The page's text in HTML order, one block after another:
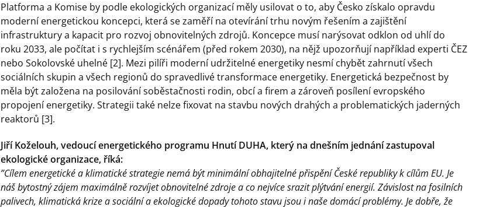
Platforma a Komise by podle ekologických organizací měly usilovat o to, aby Česko získalo opravdu
moderní energetickou koncepci, která se zaměří na otevírání trhu novým řešením a zajištění
infrastruktury a kapacit pro rozvoj obnovitelných zdrojů. Koncepce musí narýsovat odklon od uhlí do
roku 2033, ale počítat i s rychlejším scénářem (před rokem 2030), na nějž upozorňují například experti ČEZ
nebo Sokolovské uhelné [2]. Mezi pilíři moderní udržitelné energetiky nesmí chybět zahrnutí všech
sociálních skupin a všech regionů do spravedlivé transformace energetiky. Energetická bezpečnost by
měla být založena na posilování soběstačnosti rodin, obcí a firem a zároveň posílení evropského
propojení energetiky. Strategii také nelze fixovat na stavbu nových drahých a problematických jaderných
reaktorů [3].
Jiří Koželouh, vedoucí energetického programu Hnutí DUHA, který na dnešním jednání zastupoval
ekologické organizace, říká:
”Cílem energetické a klimatické strategie nemá být minimální obhajitelné přispění České republiky k cílům EU. Je
náš bytostný zájem maximálně rozvíjet obnovitelné zdroje a co nejvíce srazit plýtvání energií. Závislost na fosilních
palivech, klimatická krize a sociální a ekologické dopady tohoto stavu jsou i naše domácí problémy. Je dobře, že